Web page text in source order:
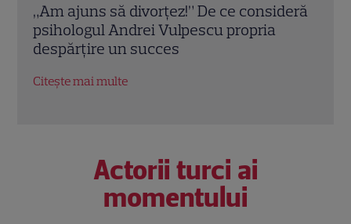
Eva Pavel nu ia vacanță! Realizatoarea
emisiunii „Apel la Consilier” pregătește
un nou sezon intens la Kanal D
Citește mai multe
Actorii turci ai
momentului